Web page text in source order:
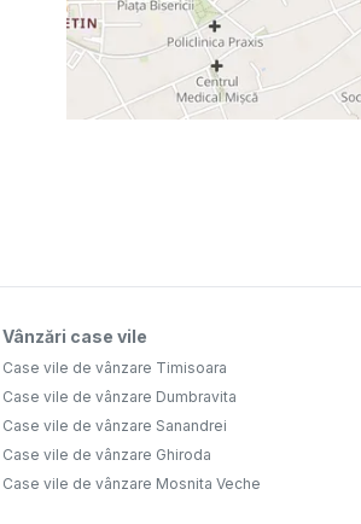
Vânzări case vile
Case vile de vânzare Timisoara
Case vile de vânzare Dumbravita
Case vile de vânzare Sanandrei
Case vile de vânzare Ghiroda
Case vile de vânzare Mosnita Veche